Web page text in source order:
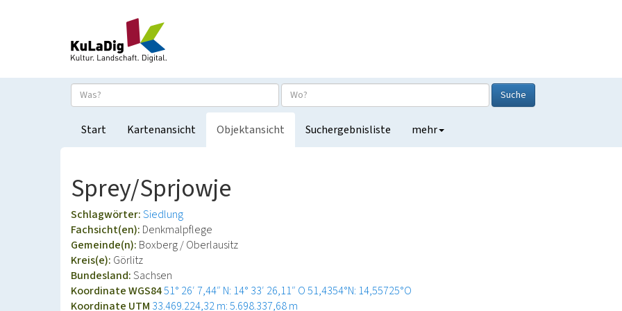
Suche
Start Kartenansicht Objektansicht Suchergebnisliste mehr
Sprey/Sprjowje
Schlagwörter:Siedlung
Fachsicht(en): Denkmalpflege
Gemeinde(n): Boxberg / Oberlausitz
Kreis(e): Görlitz
Bundesland:Sachsen
Koordinate WGS8451° 26′ 7,44″ N: 14° 33′ 26,11″ O51,4354°N: 14,55725°O
Koordinate UTM 33.469.224,32 m: 5.698.337,68 m